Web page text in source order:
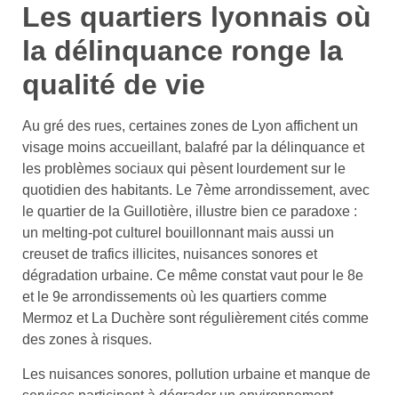
Les quartiers lyonnais où
la délinquance ronge la
qualité de vie
Au gré des rues, certaines zones de Lyon affichent un
visage moins accueillant, balafré par la délinquance et
les problèmes sociaux qui pèsent lourdement sur le
quotidien des habitants. Le 7ème arrondissement, avec
le quartier de la Guillotière, illustre bien ce paradoxe :
un melting-pot culturel bouillonnant mais aussi un
creuset de trafics illicites, nuisances sonores et
dégradation urbaine. Ce même constat vaut pour le 8e
et le 9e arrondissements où les quartiers comme
Mermoz et La Duchère sont régulièrement cités comme
des zones à risques.
Les nuisances sonores, pollution urbaine et manque de